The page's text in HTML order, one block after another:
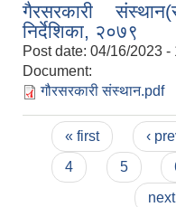
गैरसरकारी
निर्देशिका, २०७९
Post date: 04/16/2023 -
Document:
गौरसरकारी संस्थान.pdf
Pages
« first ‹
4
5
next